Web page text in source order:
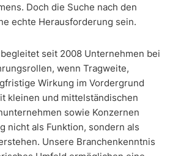
Doch die Suche nach den
echte Herausforderung sein.
seit 2008 Unternehmen bei
wenn Tragweite,
Wirkung im Vordergrund
kleinen und mittelständischen
sowie Konzernen
nicht als Funktion, sondern als
Unsere Branchenkenntnis